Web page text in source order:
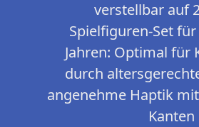
verstellbar auf
Spielfiguren-Set
Jahren: Optimal für
durch
angenehme Haptik
Kanten